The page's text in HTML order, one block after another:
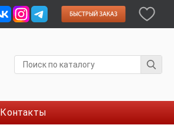
Контакты